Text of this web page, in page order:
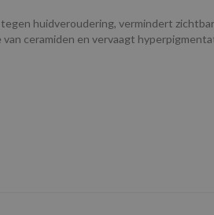
huidveroudering, vermindert
ceramiden en vervaagt